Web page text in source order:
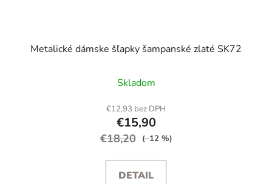
Metalické dámske šľapky šampanské zlaté SK72
Skladom
€12,93 bez DPH
€15,90
€18,20 (–12 %)
DETAIL